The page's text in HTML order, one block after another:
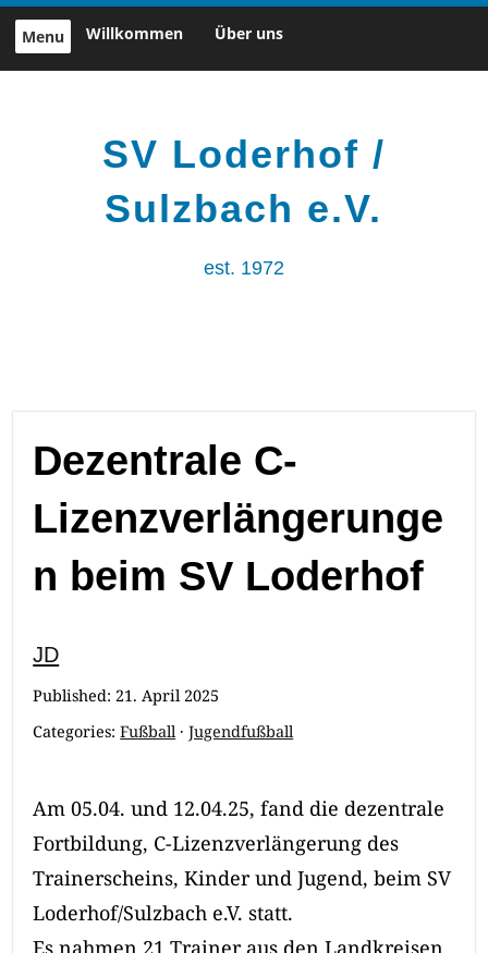
Skip
content
Menu Willkommen Über uns
SV Loderhof /
Sulzbach e.V.
est. 1972
Dezentrale C-
Lizenzverlängerunge
n beim SV Loderhof
JD
Published:21. April 2025
Categories:Fußball ·Jugendfußball
Am 05.04. und 12.04.25, fand die dezentrale
Fortbildung, C-Lizenzverlängerung des
Trainerscheins, Kinder und Jugend, beim SV
Loderhof/Sulzbach e.V. statt.
Es nahmen 21 Trainer aus den Landkreisen